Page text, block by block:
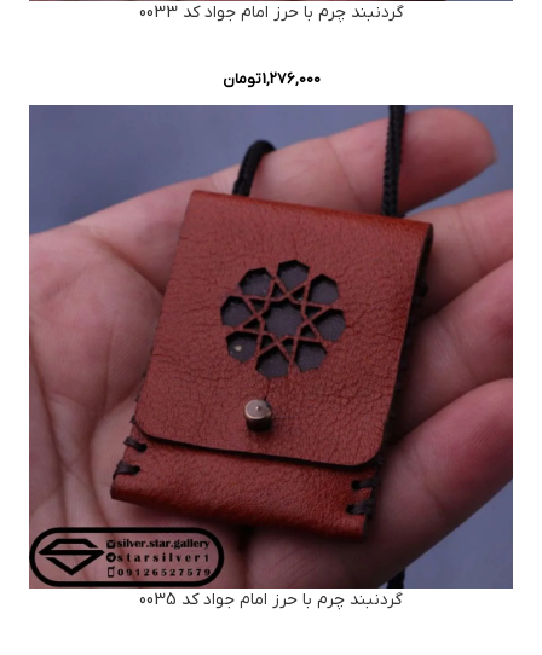
گردنبند چرم با حرز امام جواد کد 0033
1,276,000تومان
گردنبند چرم با حرز امام جواد کد 0035